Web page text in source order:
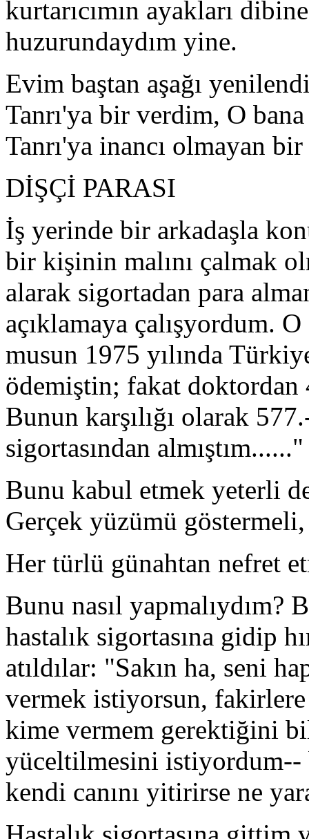
kurtarıcımın ayakları
huzurundaydım yine.
Evim baştan aşağı
Tanrı'ya bir verdim, O
Tanrı'ya inancı olmayan
DİŞÇİ PARASI
İş yerinde bir arkadaşla
bir kişinin malını çalmak
alarak sigortadan para
açıklamaya çalışyordum.
musun 1975 yılında
ödemiştin; fakat doktordan
Bunun karşılığı olarak
sigortasından
Bunu kabul etmek yeterli
Gerçek yüzümü göstermeli,
Her türlü günahtan nefret
Bunu nasıl yapmalıydım?
hastalık sigortasına gidip
atıldılar: "Sakın ha, seni
vermek istiyorsun,
kime vermem gerektiğini
yüceltilmesini istiyordum--
kendi canını yitirirse ne